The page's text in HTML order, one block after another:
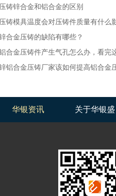
压铸锌合金和铝合金的区别
压铸模具温度会对压铸件质量有什么
合金压铸的缺陷有哪些？
合金压铸件产生气孔怎么办，看完这篇文章就
铝合金压铸厂家该如何提高铝合金压铸的质量和
华银资讯 关于华银盛